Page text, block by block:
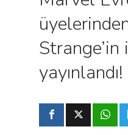
Strange’in
yayınlandı!